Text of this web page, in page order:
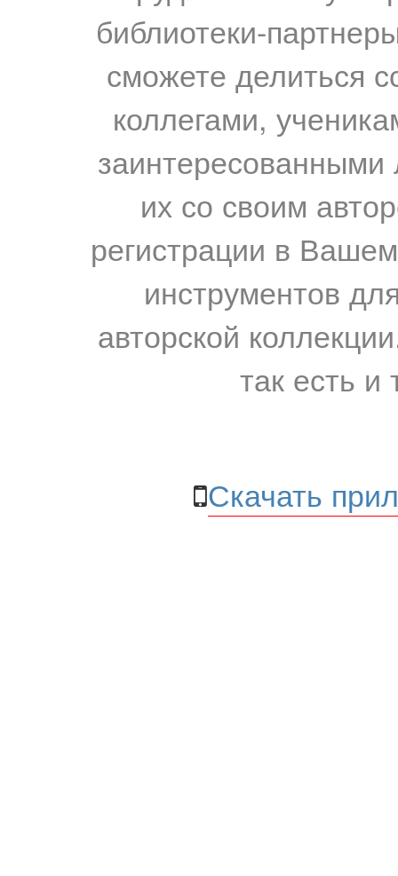
библиотеки-
сможете делиться
коллегами,
их со своим
регистрации в
инструментов
авторской
так есть и
Скачать